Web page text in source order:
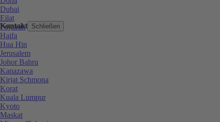
Kontakt Schließen
Dubai
Eilat
Fujairah
Haifa
Hua Hin
Jerusalem
Johor Bahru
Kanazawa
Kirjat Schmona
Korat
Kuala Lumpur
Kyoto
Maskat